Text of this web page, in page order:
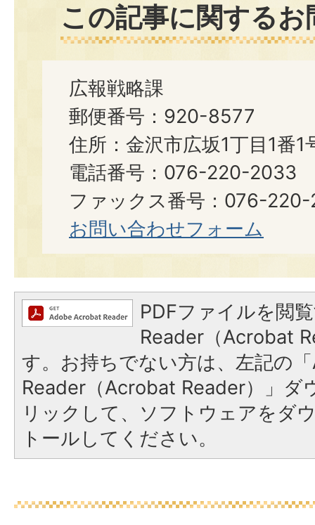
この記事に関する
広報戦略課
郵便番号：920-8577
住所：金沢市広坂1丁目1番1
電話番号：076-220-2033
ファックス番号：076-
お問い合わせフォーム
PDFファイルを閲
Reader（Acrobat
す。お持ちでない方は、左記の
Reader（Acrobat Reader）」ダ
リックして、ソフトウェアをダ
トールしてください。